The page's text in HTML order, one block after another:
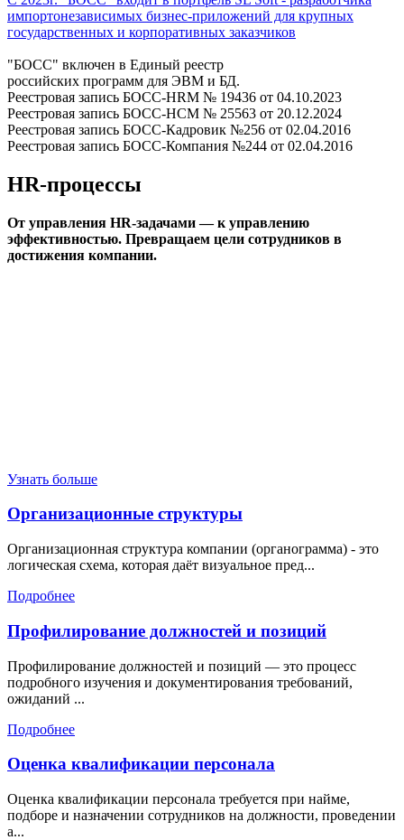
импортонезависимых бизнес-приложений для крупных
государственных и корпоративных заказчиков
"БОСС" включен в Единый реестр
российских программ для ЭВМ и БД.
Реестровая запись БОСС-HRM № 19436 от 04.10.2023
Реестровая запись БОСС-HCM № 25563 от 20.12.2024
Реестровая запись БОСС-Кадровик №256 от 02.04.2016
Реестровая запись БОСС-Компания №244 от 02.04.2016
HR-процессы
От управления HR-задачами — к управлению
эффективностью. Превращаем цели сотрудников в
достижения компании.
Узнать больше
Организационные структуры
Организационная структура компании (органограмма) - это
логическая схема, которая даёт визуальное пред...
Подробнее
Профилирование должностей и позиций
Профилирование должностей и позиций — это процесс
подробного изучения и документирования требований,
ожиданий ...
Подробнее
Оценка квалификации персонала
Оценка квалификации персонала требуется при найме,
подборе и назначении сотрудников на должности, проведении
а...